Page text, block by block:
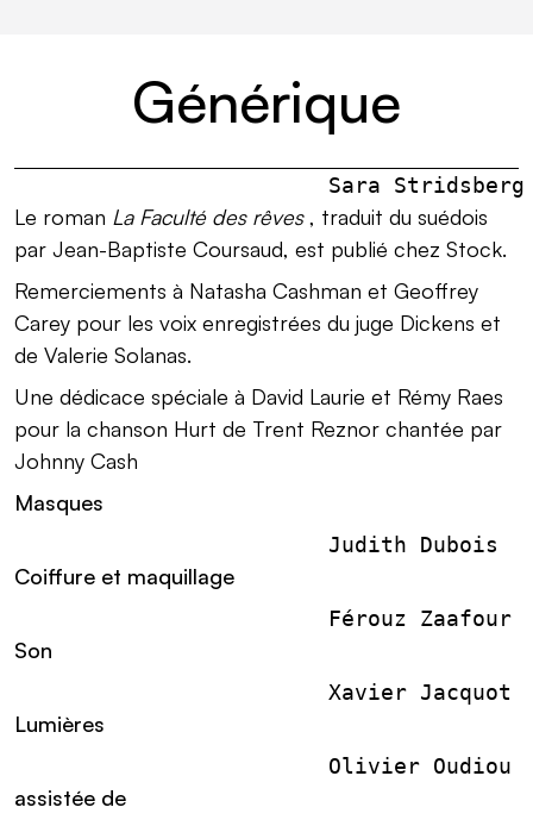
Générique
Sara
Le roman La Faculté des rêves, traduit du suédois
par Jean-Baptiste Coursaud, est publié chez Stock.
Remerciements à Natasha Cashman et Geoffrey
Carey pour les voix enregistrées du juge Dickens et
de Valerie Solanas.
Une dédicace spéciale à David Laurie et Rémy Raes
pour la chanson Hurt de Trent Reznor chantée par
Johnny Cash
Masques
                        Judith Dubois
Coiffure et maquillage
                        Férouz Zaafour
Son
                        Xavier Jacquot
Lumières
                        Olivier Oudiou
assistée de